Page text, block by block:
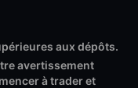
aux dépôts.
avertissement
à trader et